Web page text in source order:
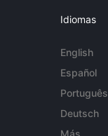
Idiomas
English
Español
Português
Deutsch
Más...